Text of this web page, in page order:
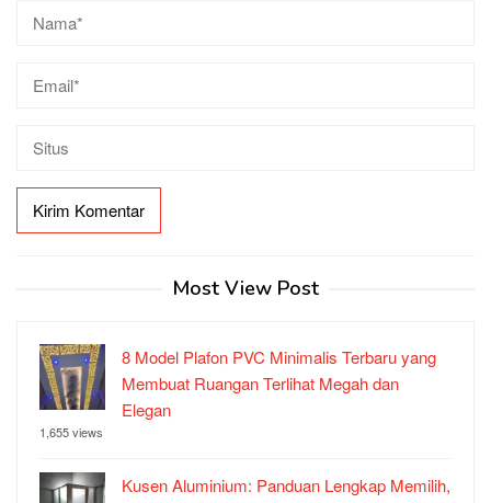
Most View Post
8 Model Plafon PVC Minimalis Terbaru yang
Membuat Ruangan Terlihat Megah dan
Elegan
1,655 views
Kusen Aluminium: Panduan Lengkap Memilih,